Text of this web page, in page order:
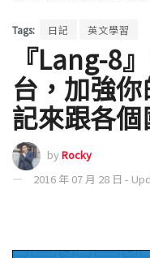
Tags: 日記 英文學習
『Lang-8
台，加強
記來跟各
byRocky
2016 年 07 月 28 日 -